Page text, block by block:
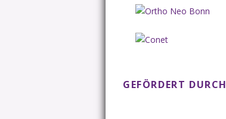
GEFÖRDERT DURCH